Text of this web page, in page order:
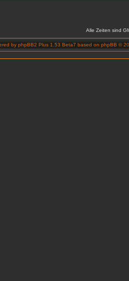
Alle Zeiten sind
by phpBB2 Plus 1.53 Beta7 based on phpBB ©